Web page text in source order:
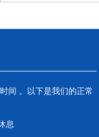
间 。以下是我们的正常
息